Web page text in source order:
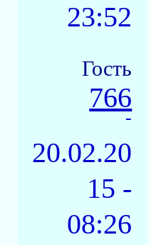
23:52
Гость
766
-
20.02.20
15 -
08:26